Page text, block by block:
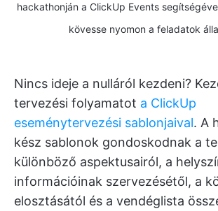
hackathonján a ClickUp Events
kövesse nyomon a feladatok
Nincs ideje a nulláról kezdeni?
tervezési folyamatot a ClickUp
eseménytervezési sablonjaival. A
kész sablonok gondoskodnak a
különböző aspektusairól, a
információinak szervezésétől, a
elosztásától és a vendéglista